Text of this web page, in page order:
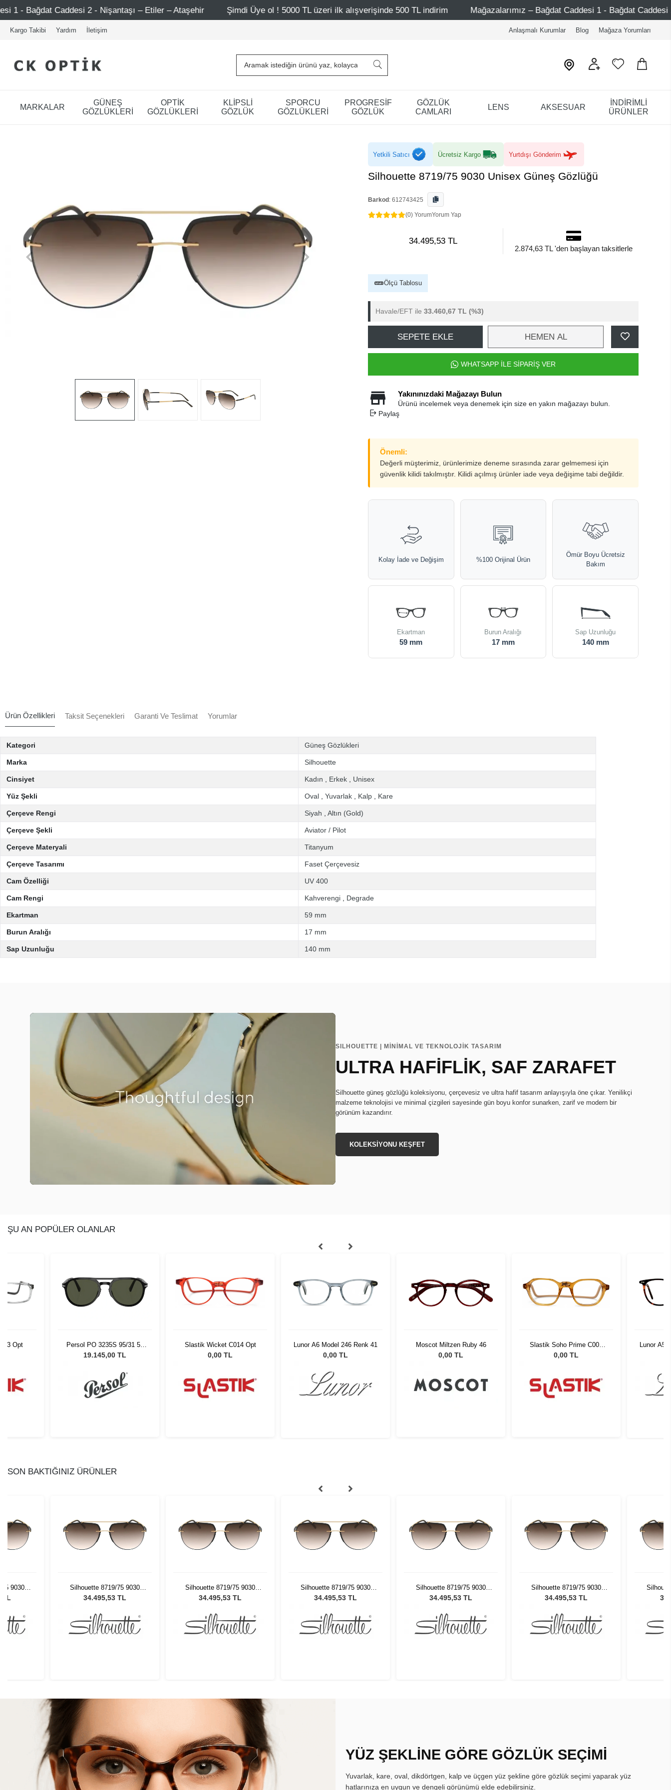
2 - Nişantaşı – Etiler – Ataşehir Şimdi Üye ol ! 5000 TL üzeri ilk alışverişinde 500 TL indirim Mağazalarımız – Bağdat Caddesi 1 - Bağdat Caddesi 2 - Nişantaşı – Etiler
Kargo Takibi Yardım İletişim Anlaşmalı Kurumlar Blog Mağaza Yorumları
MARKALAR
GÜNEŞ
GÖZLÜKLERİ
OPTİK
GÖZLÜKLERİ
KLİPSLİ
GÖZLÜK
SPORCU
GÖZLÜKLERİ
PROGRESİF
GÖZLÜK
GÖZLÜK
CAMLARI
LENS AKSESUAR
İNDİRİMLİ
ÜRÜNLER
Yetkili Satıcı Ücretsiz Kargo Yurtdışı Gönderim
Silhouette 8719/75 9030 Unisex Güneş Gözlüğü
Barkod : 612743425
(0) YorumYorum Yap
34.495,53 TL
2.874,63 TL 'den başlayan taksitlerle
Ölçü Tablosu
Havale/EFT ile 33.460,67 TL (%3)
SEPETE EKLE HEMEN AL
WHATSAPP İLE SİPARİŞ VER
Yakınınızdaki Mağazayı Bulun
Ürünü incelemek veya denemek için size en yakın mağazayı bulun.
Paylaş
Önemli:
Değerli müşterimiz, ürünlerimize deneme sırasında zarar gelmemesi için
güvenlik kilidi takılmıştır. Kilidi açılmış ürünler iade veya değişime tabi değildir.
Kolay İade ve Değişim %100 Orijinal Ürün
Ömür Boyu Ücretsiz
Bakım
Ekartman
59 mm
Burun Aralığı
17 mm
Sap Uzunluğu
140 mm
Ürün Özellikleri Taksit Seçenekleri Garanti Ve Teslimat Yorumlar
Kategori Güneş Gözlükleri
Marka Silhouette
Cinsiyet Kadın Erkek Unisex
Yüz Şekli Oval Yuvarlak Kalp Kare
Çerçeve Rengi Siyah Altın (Gold)
Çerçeve Şekli Aviator / Pilot
Çerçeve Materyali Titanyum
Çerçeve Tasarımı Faset Çerçevesiz
Cam Özelliği UV 400
Cam Rengi Kahverengi Degrade
Ekartman 59 mm
Burun Aralığı 17 mm
Sap Uzunluğu 140 mm
SILHOUETTE | MİNİMAL VE TEKNOLOJİK TASARIM
ULTRA HAFİFLİK, SAF ZARAFET
Silhouette güneş gözlüğü koleksiyonu, çerçevesiz ve ultra hafif tasarım anlayışıyla öne çıkar. Yenilikçi
malzeme teknolojisi ve minimal çizgileri sayesinde gün boyu konfor sunarken, zarif ve modern bir
görünüm kazandırır.
KOLEKSİYONU KEŞFET
ŞU AN POPÜLER OLANLAR
Opt
Persol PO 3235S 95/31 55
Unisex Güneş Gözlüğü
19.145,00 TL
Slastik Wicket C014 Opt
0,00 TL
Lunor A6 Model 246 Renk 41
0,00 TL
Moscot Miltzen Ruby 46
0,00 TL
Slastik Soho Prime C003
Opt
0,00 TL
Lunor A5
SON BAKTIĞINIZ ÜRÜNLER
9030
TL
Silhouette 8719/75 9030
Unisex Güneş Gözlüğü
34.495,53 TL
Silhouette 8719/75 9030
Unisex Güneş Gözlüğü
34.495,53 TL
Silhouette 8719/75 9030
Unisex Güneş Gözlüğü
34.495,53 TL
Silhouette 8719/75 9030
Unisex Güneş Gözlüğü
34.495,53 TL
Silhouette 8719/75 9030
Unisex Güneş Gözlüğü
34.495,53 TL
YÜZ ŞEKLİNE GÖRE GÖZLÜK SEÇİMİ
Yuvarlak, kare, oval, dikdörtgen, kalp ve üçgen yüz şekline göre gözlük seçimi yaparak yüz
hatlarınıza en uygun ve dengeli görünümü elde edebilirsiniz.